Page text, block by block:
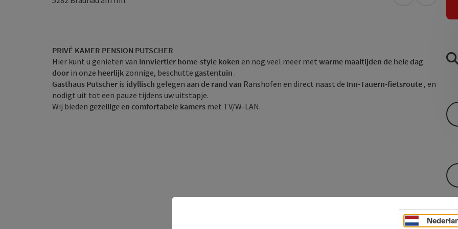
PRIVÉ KAMER PENSION PUTSCHER
Hier kunt u genieten van Innviertler home-style koken en nog veel meer met warme maaltijden de hele dag
door in onze heerlijk zonnige, beschutte gastentuin .
Gasthaus Putscher is idyllisch gelegen aan de rand van Ranshofen en direct naast de Inn-Tauern-fietsroute , en
nodigt uit tot een pauze tijdens uw uitstapje.
Wij bieden gezellige en comfortabele kamers met TV/W-LAN.